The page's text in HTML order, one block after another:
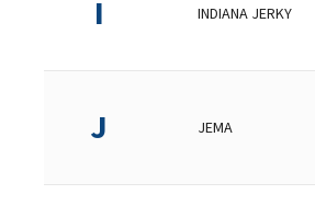
I INDIANA JERKY
J JEMA